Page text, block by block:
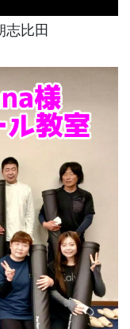
志比田